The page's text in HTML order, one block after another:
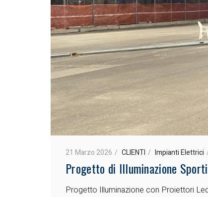
21 Marzo 2026 CLIENTI Impianti Elettrici
Progetto di Illuminazione
Progetto Illuminazione con Proiettori